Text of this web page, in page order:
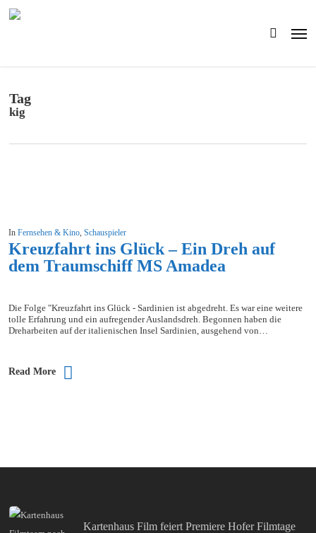
search
Tag
kig
InFernsehen & Kino,Schauspieler
Kreuzfahrt ins Glück – Ein Dreh auf
dem Traumschiff MS Amadea
Die Folge "Kreuzfahrt ins Glück - Sardinien ist abgedreht. Es war eine weitere
tolle Erfahrung und ein aufregender Auslandsdreh. Begonnen haben die
Dreharbeiten auf der italienischen Insel Sardinien, ausgehend von…
Read More
Kartenhaus Film feiert Premiere Hofer Filmtage